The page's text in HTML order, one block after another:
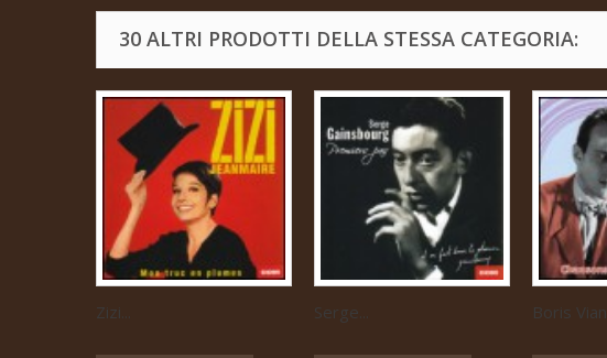
30 ALTRI PRODOTTI DELLA STESSA CATEGORIA:
Zizi... Serge... Boris Vian...